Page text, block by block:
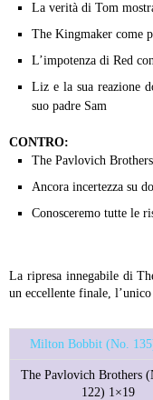
La verità di Tom
The Kingmaker come
L’impotenza di Red
Liz e la sua reazione
suo padre Sam
CONTRO:
The Pavlovich
Ancora incertezza su
Conosceremo tutte le
La ripresa innegabile di
un eccellente finale,
Milton Bobbit (No.
The Pavlovich Brothers
122) 1×19